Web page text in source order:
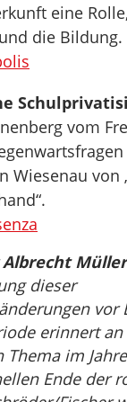
eine
die Bildung.
vom
Wiesenau von
dieser
vor
erinnert
im
Ende der